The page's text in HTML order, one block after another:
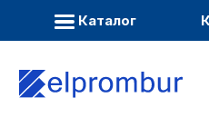
Каталог